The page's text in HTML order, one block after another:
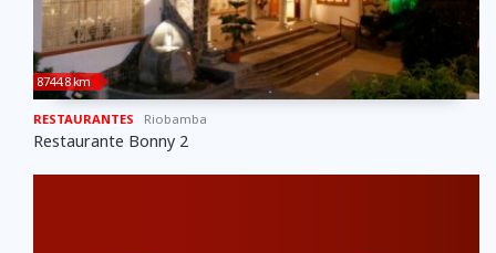
8744.8 km
RESTAURANTES Riobamba
Restaurante Bonny 2